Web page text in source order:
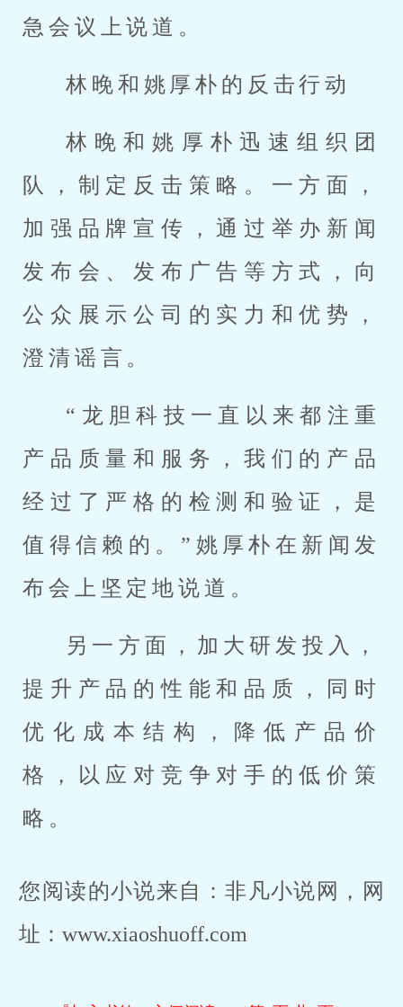
急会议上说道。
林晚和姚厚朴的反击行动
林晚和姚厚朴迅速组织团
队，制定反击策略。一方面，
加强品牌宣传，通过举办新闻
发布会、发布广告等方式，向
公众展示公司的实力和优势，
澄清谣言。
“龙胆科技一直以来都注重
产品质量和服务，我们的产品
经过了严格的检测和验证，是
值得信赖的。”姚厚朴在新闻发
布会上坚定地说道。
另一方面，加大研发投入，
提升产品的性能和品质，同时
优化成本结构，降低产品价
格，以应对竞争对手的低价策
略。
您阅读的小说来自：非凡小说网，网
址：www.xiaoshuoff.com